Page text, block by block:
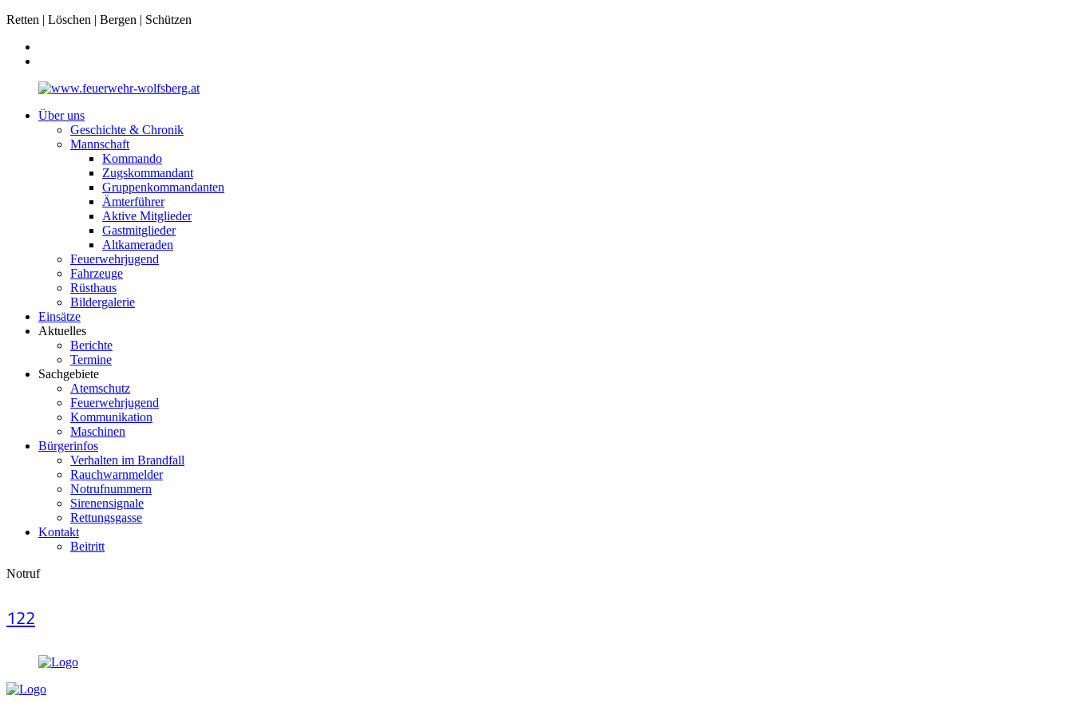
Retten | Löschen | Bergen | Schützen
Über uns
Geschichte & Chronik
Mannschaft
Kommando
Zugskommandant
Gruppenkommandanten
Ämterführer
Aktive Mitglieder
Gastmitglieder
Altkameraden
Feuerwehrjugend
Fahrzeuge
Rüsthaus
Bildergalerie
Einsätze
Aktuelles
Berichte
Termine
Sachgebiete
Atemschutz
Feuerwehrjugend
Kommunikation
Maschinen
Bürgerinfos
Verhalten im Brandfall
Rauchwarnmelder
Notrufnummern
Sirenensignale
Rettungsgasse
Kontakt
Beitritt
Notruf
122